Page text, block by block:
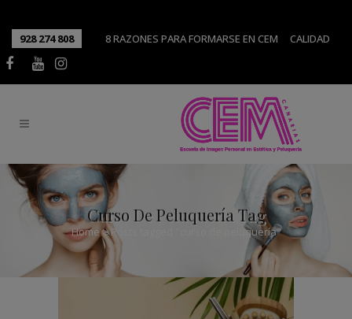
928 274 808 8 RAZONES PARA FORMARSE EN CEM CALIDAD
Curso De Peluquería Tag
Home>Posts tagged "curso de peluquería"